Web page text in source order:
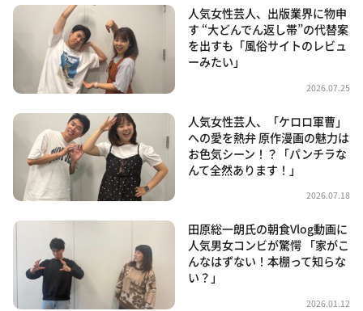
人気女性芸人、出版業界に物申
す “大どんでん返し帯”の代替案
を出すも「風俗サイトのレビュ
ーみたい」
2026.07.25
人気女性芸人、「ケロロ軍曹」
への愛を熱弁 原作漫画の魅力は
お色気シーン！？「パンチラな
んて全然あります！」
2026.07.18
田原総一朗氏の朝食Vlog動画に
人気男女コンビが驚愕 「家がこ
んなはずない！本棚って知らな
い？」
2026.01.12